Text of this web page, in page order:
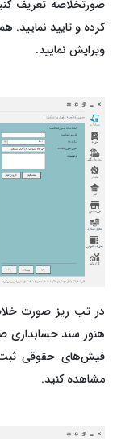
صورتخلاصه تعریف
کرده و تایید
ویرایش نمایید.
در تب ریز صورت
هنوز سند حسابداری
فیش‌های حقوقی ثبت
مشاهده کنید.